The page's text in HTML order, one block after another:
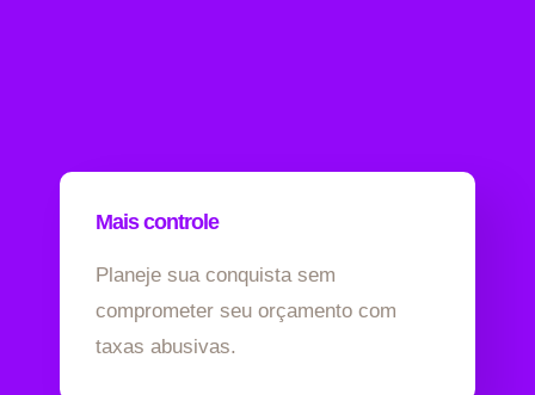
Mais controle
Planeje sua conquista sem
comprometer seu orçamento com
taxas abusivas.